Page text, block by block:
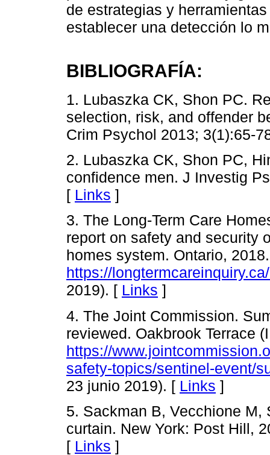
de estrategias y
establecer una detección lo
BIBLIOGRAFÍA:
1. Lubaszka CK, Shon PC.
selection, risk, and offender
Crim Psychol 2013; 3(1):65-
2. Lubaszka CK, Shon PC,
confidence men. J Investig
[ Links ]
3. The Long-Term Care
report on safety and security
homes system. Ontario,
https://
2019). [ Links ]
4. The Joint Commission.
reviewed. Oakbrook Terrace
https://
safety-topics/sentinel-event/
23 junio 2019). [ Links ]
5. Sackman B, Vecchione M,
curtain. New York: Post Hill,
[ Links ]